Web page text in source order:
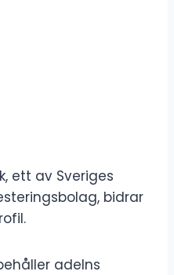
ett av Sveriges
bidrar
adelns